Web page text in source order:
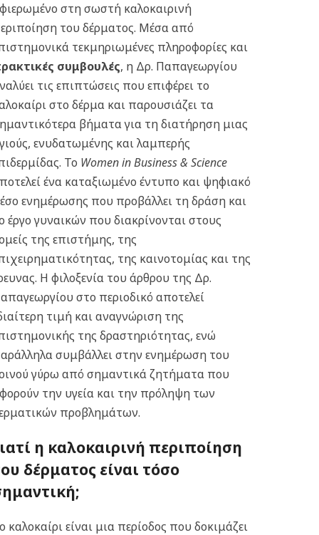
στη σωστή καλοκαιρινή
του δέρματος. Μέσα από
τεκμηριωμένες πληροφορίες και
συμβουλές, η Δρ. Παπαγεωργίου
τις επιπτώσεις που επιφέρει το
στο δέρμα και παρουσιάζει τα
βήματα για τη διατήρηση μιας
ενυδατωμένης και λαμπερής
Το Women in Business & Science
ένα καταξιωμένο έντυπο και ψηφιακό
ενημέρωσης που προβάλλει τη δράση και
έργο γυναικών που διακρίνονται στους
της επιστήμης, της
της καινοτομίας και της
Η φιλοξενία του άρθρου της Δρ.
στο περιοδικό αποτελεί
τιμή και αναγνώριση της
της δραστηριότητας, ενώ
συμβάλλει στην ενημέρωση του
γύρω από σημαντικά ζητήματα που
την υγεία και την πρόληψη των
προβλημάτων.
η καλοκαιρινή περιποίηση
δέρματος είναι τόσο
καλοκαίρι είναι μια περίοδος που δοκιμάζει